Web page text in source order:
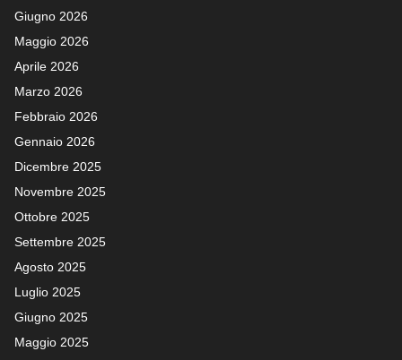
Giugno 2026
Maggio 2026
Aprile 2026
Marzo 2026
Febbraio 2026
Gennaio 2026
Dicembre 2025
Novembre 2025
Ottobre 2025
Settembre 2025
Agosto 2025
Luglio 2025
Giugno 2025
Maggio 2025